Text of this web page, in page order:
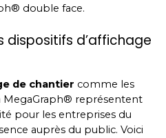
double face.
dispositifs d’affichage
de chantier comme les
MegaGraph® représentent
pour les entreprises du
auprès du public. Voici